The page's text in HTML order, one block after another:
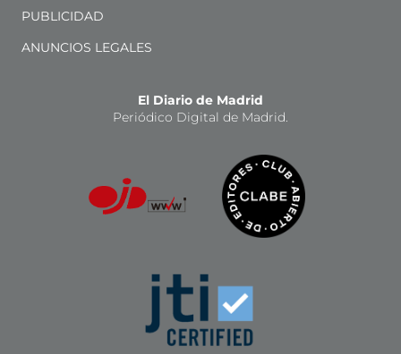
PUBLICIDAD
ANUNCIOS LEGALES
El Diario de Madrid
Periódico Digital de Madrid.